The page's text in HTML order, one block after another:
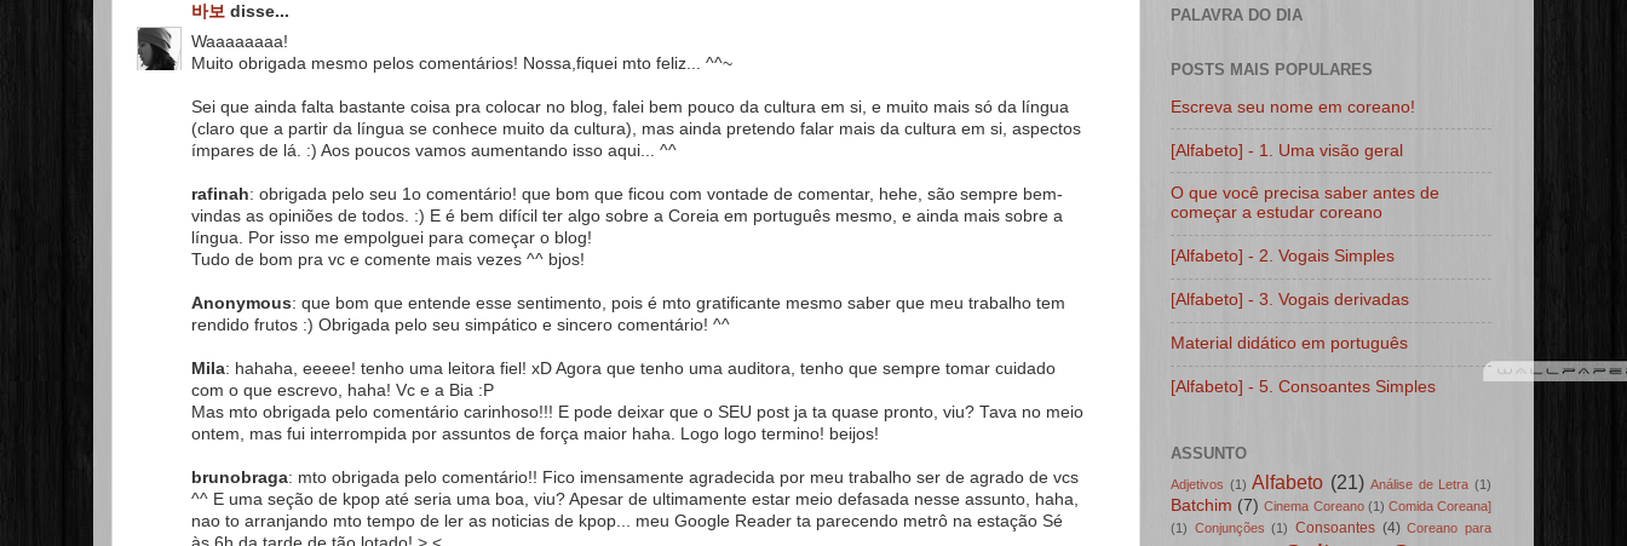
바보 disse...
Waaaaaaaa!
Muito obrigada mesmo pelos comentários! Nossa,fiquei mto feliz... ^^~
Sei que ainda falta bastante coisa pra colocar no blog, falei bem pouco da cultura em si, e muito mais só da língua
(claro que a partir da língua se conhece muito da cultura), mas ainda pretendo falar mais da cultura em si, aspectos
ímpares de lá. :) Aos poucos vamos aumentando isso aqui... ^^
rafinah: obrigada pelo seu 1o comentário! que bom que ficou com vontade de comentar, hehe, são sempre bem-
vindas as opiniões de todos. :) E é bem difícil ter algo sobre a Coreia em português mesmo, e ainda mais sobre a
língua. Por isso me empolguei para começar o blog!
Tudo de bom pra vc e comente mais vezes ^^ bjos!
Anonymous: que bom que entende esse sentimento, pois é mto gratificante mesmo saber que meu trabalho tem
rendido frutos :) Obrigada pelo seu simpático e sincero comentário! ^^
Mila: hahaha, eeeee! tenho uma leitora fiel! xD Agora que tenho uma auditora, tenho que sempre tomar cuidado
com o que escrevo, haha! Vc e a Bia :P
Mas mto obrigada pelo comentário carinhoso!!! E pode deixar que o SEU post ja ta quase pronto, viu? Tava no meio
ontem, mas fui interrompida por assuntos de força maior haha. Logo logo termino! beijos!
brunobraga: mto obrigada pelo comentário!! Fico imensamente agradecida por meu trabalho ser de agrado de vcs
^^ E uma seção de kpop até seria uma boa, viu? Apesar de ultimamente estar meio defasada nesse assunto, haha,
nao to arranjando mto tempo de ler as noticias de kpop... meu Google Reader ta parecendo metrô na estação Sé
PALAVRA DO DIA
POSTS MAIS POPULARES
Escreva seu nome em coreano!
[Alfabeto] - 1. Uma visão geral
O que você precisa saber antes de
começar a estudar coreano
[Alfabeto] - 2. Vogais Simples
[Alfabeto] - 3. Vogais derivadas
Material didático em português
[Alfabeto] - 5. Consoantes Simples
ASSUNTO
Adjetivos (1) Alfabeto (21) Análise de Letra (1)
Batchim (7) Cinema Coreano (1) Comida Coreana]
(1) Conjunções (1) Consoantes (4) Coreano para